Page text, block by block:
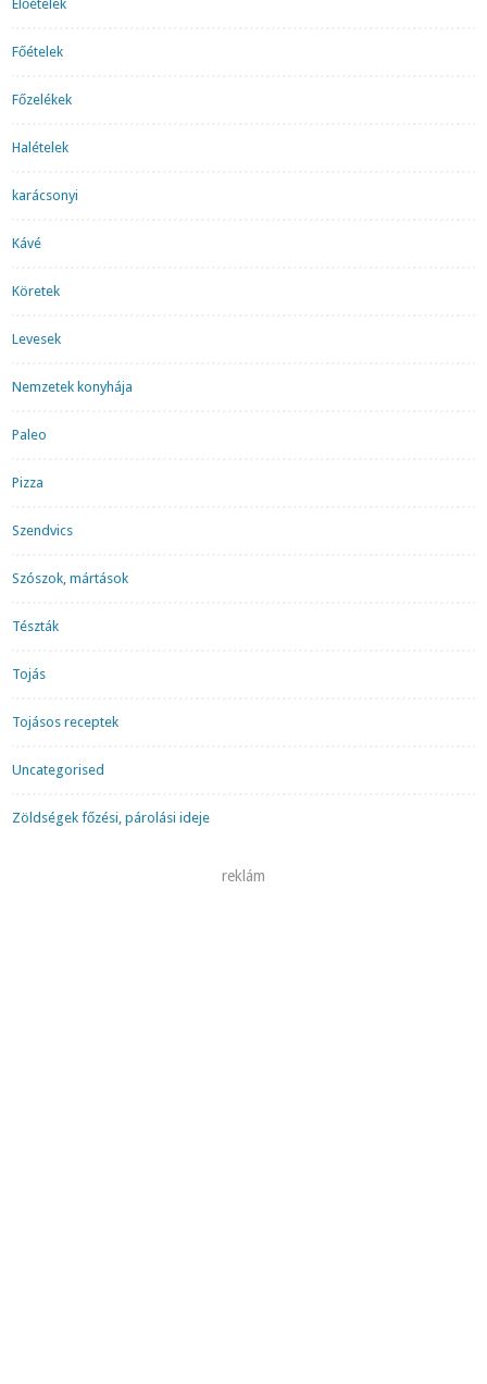
Előételek
Főételek
Főzelékek
Halételek
karácsonyi
Kávé
Köretek
Levesek
Nemzetek konyhája
Paleo
Pizza
Szendvics
Szószok, mártások
Tészták
Tojás
Tojásos receptek
Uncategorised
Zöldségek főzési, párolási ideje
reklám